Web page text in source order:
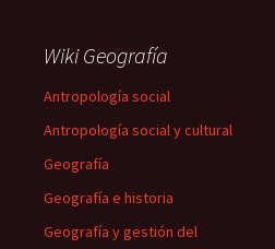
Wiki Geografía
Antropología social
Antropología social y cultural
Geografía
Geografía e historia
Geografía y gestión del